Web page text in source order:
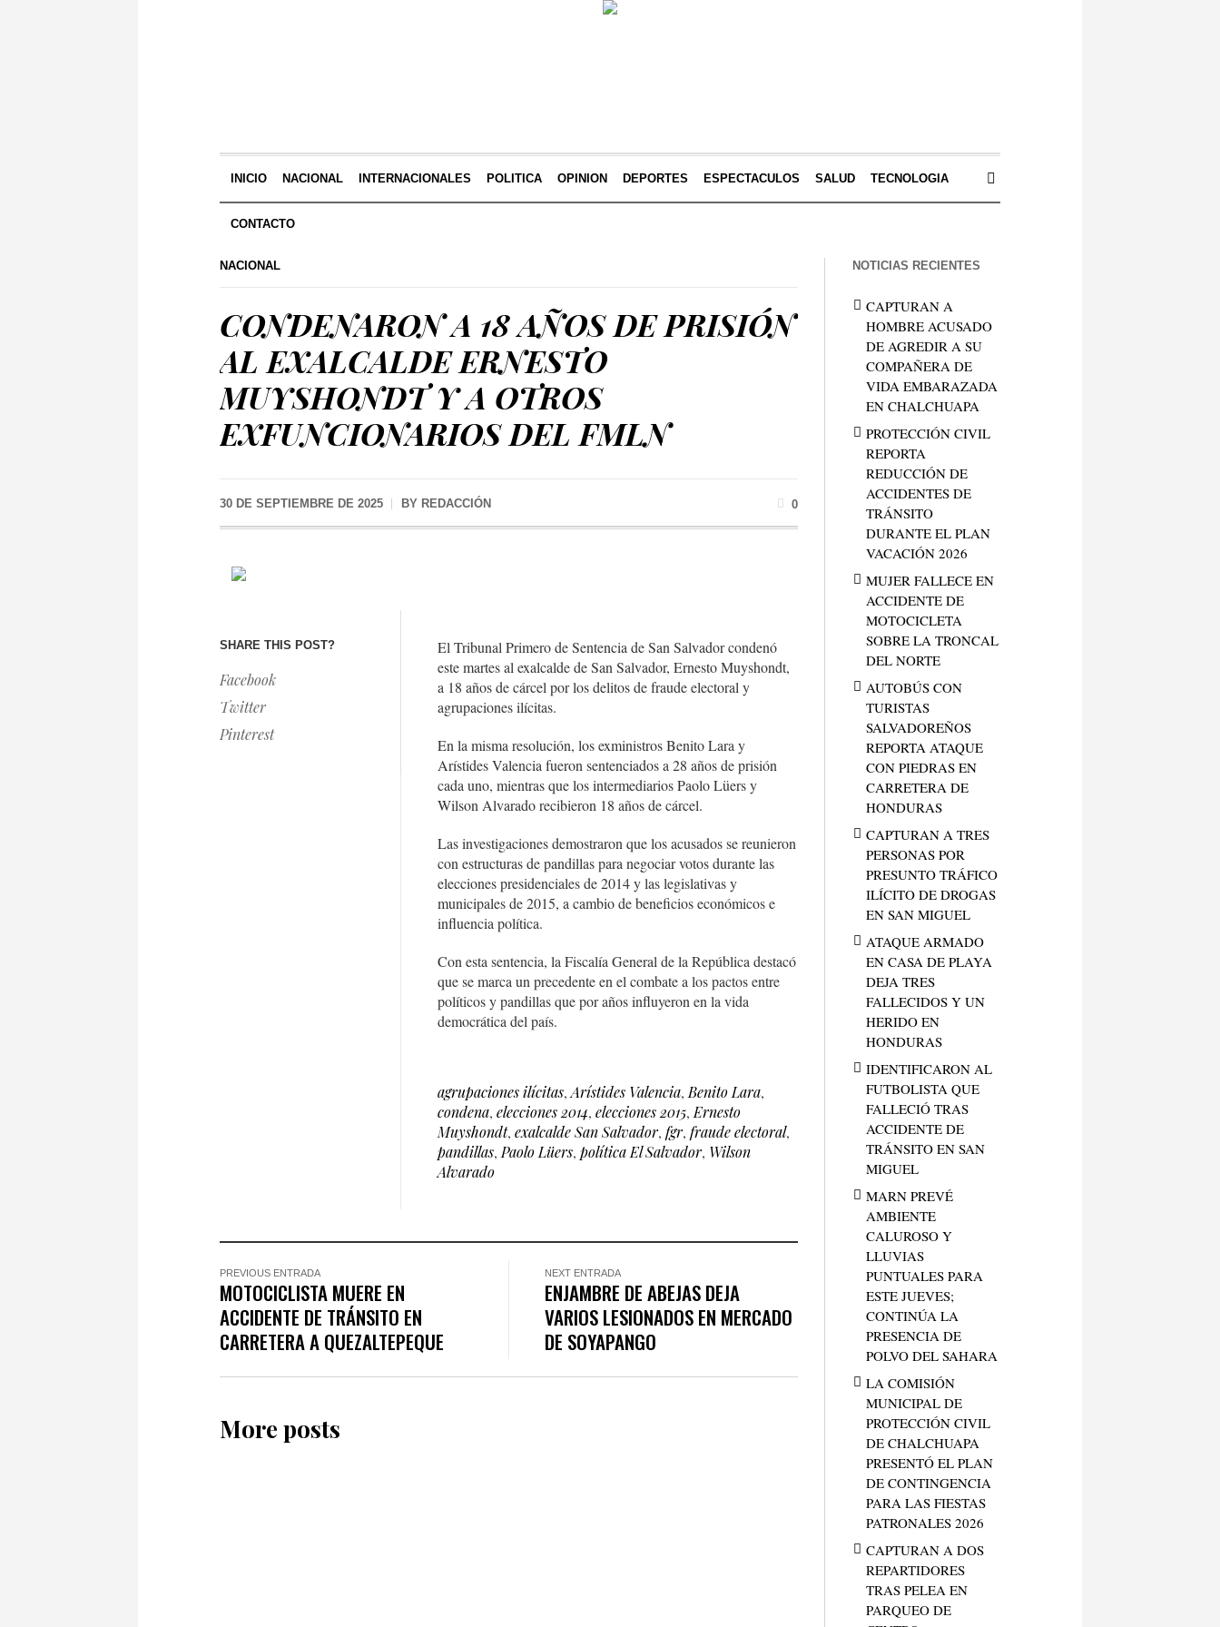
INICIO NACIONAL INTERNACIONALES POLITICA OPINION DEPORTES ESPECTACULOS SALUD TECNOLOGIA
CONTACTO
NACIONAL
CONDENARON A 18 AÑOS DE PRISIÓN
AL EXALCALDE ERNESTO
MUYSHONDT Y A OTROS
EXFUNCIONARIOS DEL FMLN
30 DE SEPTIEMBRE DE 2025 BY REDACCIÓN 0
SHARE THIS POST?
Facebook
Twitter
Pinterest
El Tribunal Primero de Sentencia de San Salvador condenó
este martes al exalcalde de San Salvador, Ernesto Muyshondt,
a 18 años de cárcel por los delitos de fraude electoral y
agrupaciones ilícitas.
En la misma resolución, los exministros Benito Lara y
Arístides Valencia fueron sentenciados a 28 años de prisión
cada uno, mientras que los intermediarios Paolo Lüers y
Wilson Alvarado recibieron 18 años de cárcel.
Las investigaciones demostraron que los acusados se reunieron
con estructuras de pandillas para negociar votos durante las
elecciones presidenciales de 2014 y las legislativas y
municipales de 2015, a cambio de beneficios económicos e
influencia política.
Con esta sentencia, la Fiscalía General de la República destacó
que se marca un precedente en el combate a los pactos entre
políticos y pandillas que por años influyeron en la vida
democrática del país.
agrupaciones ilícitas,Arístides Valencia,Benito Lara,
condena, elecciones 2014, elecciones 2015,Ernesto
Muyshondt, exalcalde San Salvador, fgr, fraude electoral,
pandillas,Paolo Lüers, política El Salvador, Wilson
Alvarado
PREVIOUS ENTRADA
MOTOCICLISTA MUERE EN
ACCIDENTE DE TRÁNSITO EN
CARRETERA A QUEZALTEPEQUE
NEXT ENTRADA
ENJAMBRE DE ABEJAS DEJA
VARIOS LESIONADOS EN MERCADO
DE SOYAPANGO
More posts
NOTICIAS RECIENTES
CAPTURAN A
HOMBRE ACUSADO
DE AGREDIR A SU
COMPAÑERA DE
VIDA EMBARAZADA
EN CHALCHUAPA
PROTECCIÓN CIVIL
REPORTA
REDUCCIÓN DE
ACCIDENTES DE
TRÁNSITO
DURANTE EL PLAN
VACACIÓN 2026
MUJER FALLECE EN
ACCIDENTE DE
MOTOCICLETA
SOBRE LA TRONCAL
DEL NORTE
AUTOBÚS CON
TURISTAS
SALVADOREÑOS
REPORTA ATAQUE
CON PIEDRAS EN
CARRETERA DE
HONDURAS
CAPTURAN A TRES
PERSONAS POR
PRESUNTO TRÁFICO
ILÍCITO DE DROGAS
EN SAN MIGUEL
ATAQUE ARMADO
EN CASA DE PLAYA
DEJA TRES
FALLECIDOS Y UN
HERIDO EN
HONDURAS
IDENTIFICARON AL
FUTBOLISTA QUE
FALLECIÓ TRAS
ACCIDENTE DE
TRÁNSITO EN SAN
MIGUEL
MARN PREVÉ
AMBIENTE
CALUROSO Y
LLUVIAS
PUNTUALES PARA
ESTE JUEVES;
CONTINÚA LA
PRESENCIA DE
POLVO DEL SAHARA
LA COMISIÓN
MUNICIPAL DE
PROTECCIÓN CIVIL
DE CHALCHUAPA
PRESENTÓ EL PLAN
DE CONTINGENCIA
PARA LAS FIESTAS
PATRONALES 2026
CAPTURAN A DOS
REPARTIDORES
TRAS PELEA EN
PARQUEO DE